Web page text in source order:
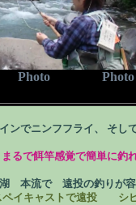
Photo
でニンフフライ、 そし
るで餌竿感覚で簡単に釣
本流で 遠投の釣りが容
イキャストで遠投 シ